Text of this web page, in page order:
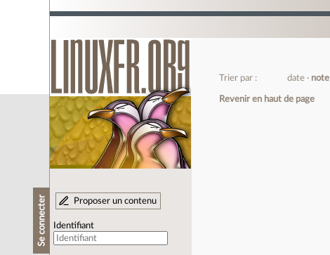
Se connecter Proposer un contenu
Identifiant
Trier par : date note
Revenir en haut de page